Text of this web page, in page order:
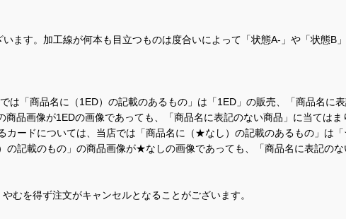
ます。加工線が何本も目立つものは度合いによって「状態A-」や「状態B」
「商品名に（1ED）の記載のあるもの」は「1ED」の販売、「商品名に
品画像が1EDの画像であっても、「商品名に表記のない商品」に当てはま
ードについては、当店では「商品名に（★なし）の記載のあるもの」は
記載のもの」の商品画像が★なしの画像であっても、「商品名に表記のな
むを得ず注文がキャンセルとなることがございます。